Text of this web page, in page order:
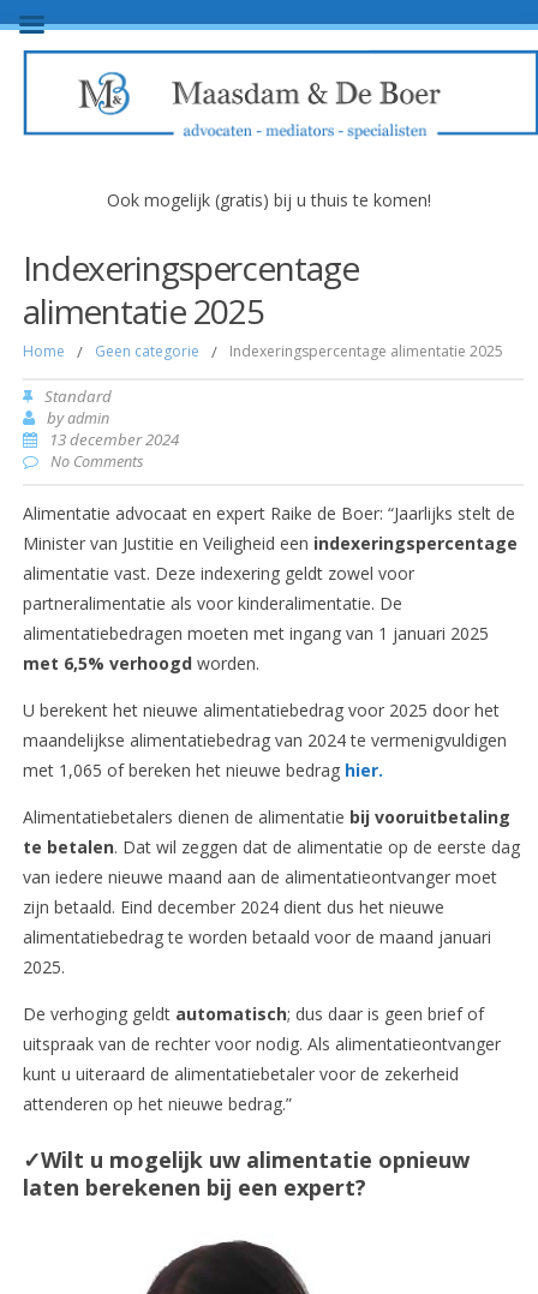
Ook mogelijk (gratis) bij u thuis te komen!
Indexeringspercentage
alimentatie 2025
Home / Geen categorie / Indexeringspercentage alimentatie 2025
Standard
byadmin
13 december 2024
No Comments
Alimentatie advocaat en expert Raike de Boer: “Jaarlijks stelt de
Minister van Justitie en Veiligheid een indexeringspercentage
alimentatie vast. Deze indexering geldt zowel voor
partneralimentatie als voor kinderalimentatie. De
alimentatiebedragen moeten met ingang van 1 januari 2025
met 6,5% verhoogdworden.
U berekent het nieuwe alimentatiebedrag voor 2025 door het
maandelijkse alimentatiebedrag van 2024 te vermenigvuldigen
met 1,065 of bereken het nieuwe bedrag hier.
Alimentatiebetalers dienen de alimentatie bij vooruitbetaling
te betalen. Dat wil zeggen dat de alimentatie op de eerste dag
van iedere nieuwe maand aan de alimentatieontvanger moet
zijn betaald. Eind december 2024 dient dus het nieuwe
alimentatiebedrag te worden betaald voor de maand januari
2025.
De verhoging geldt automatisch; dus daar is geen brief of
uitspraak van de rechter voor nodig. Als alimentatieontvanger
kunt u uiteraard de alimentatiebetaler voor de zekerheid
attenderen op het nieuwe bedrag.”
✓Wilt u mogelijk uw alimentatie opnieuw
laten berekenen bij een expert?